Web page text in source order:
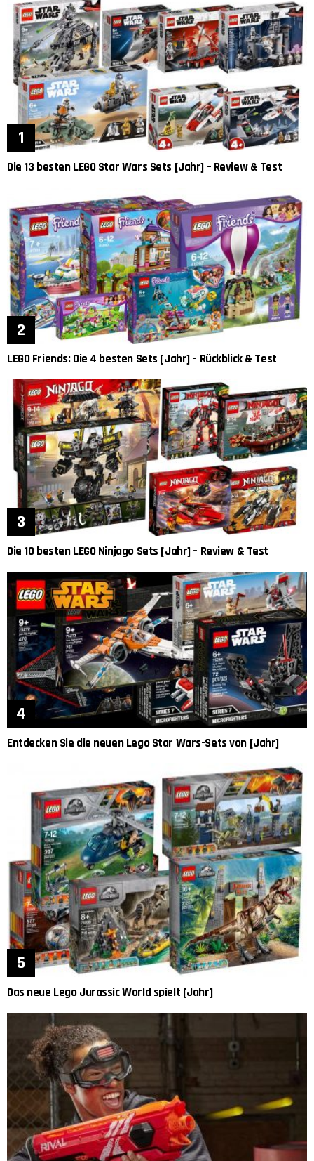
Die 13 besten LEGO Star Wars Sets [Jahr] – Review & Test
LEGO Friends: Die 4 besten Sets [Jahr] – Rückblick & Test
Die 10 besten LEGO Ninjago Sets [Jahr] – Review & Test
Entdecken Sie die neuen Lego Star Wars-Sets von [Jahr]
Das neue Lego Jurassic World spielt [Jahr]